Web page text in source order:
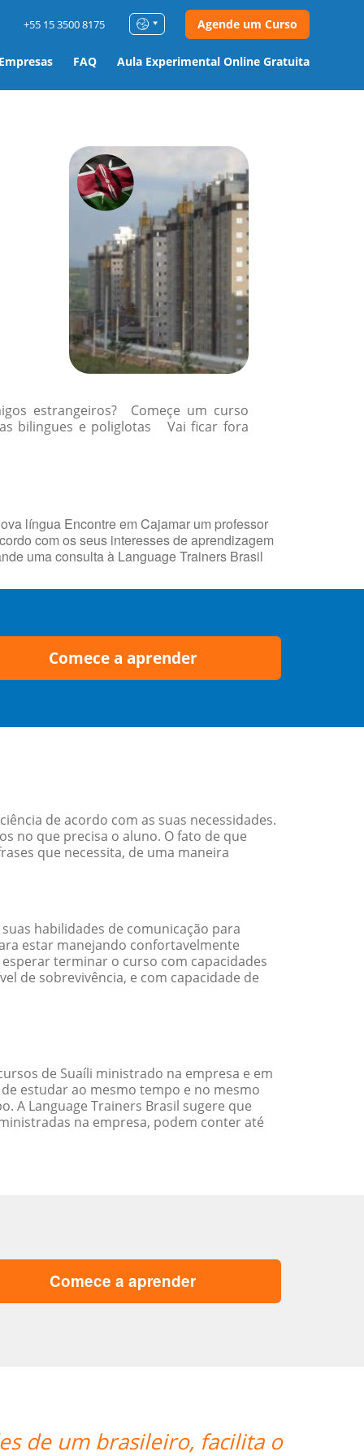
FAQ Aula Experimental Online Gratuita
+55 15 3500 8175 Agende um Curso
estrangeiros? Começe um curso
bilingues e poliglotas Vai ficar fora
língua Encontre em Cajamar um professor
com os seus interesses de aprendizagem
uma consulta à Language Trainers Brasil
Comece a aprender
de acordo com as suas necessidades.
no que precisa o aluno. O fato de que
que necessita, de uma maneira
habilidades de comunicação para
estar manejando confortavelmente
terminar o curso com capacidades
de sobrevivência, e com capacidade de
de Suaíli ministrado na empresa e em
estudar ao mesmo tempo e no mesmo
A Language Trainers Brasil sugere que
na empresa, podem conter até
Comece a aprender
“”Angelica, minha professora, fez